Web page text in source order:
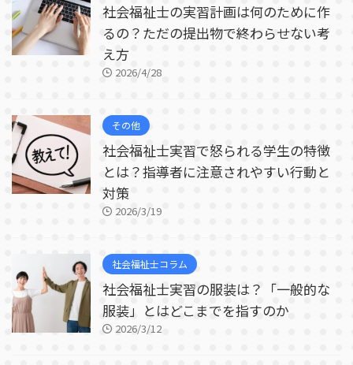
社会福祉士の実習計画は何のために作
るの？ただの提出物で終わらせない考
え方
2026/4/28
その他
社会福祉士実習で怒られる学生の特徴
とは？指導者に注意されやすい行動と
対策
2026/3/19
社会福祉士コラム
社会福祉士実習の服装は？「一般的な
服装」とはどこまでを指すのか
2026/3/12